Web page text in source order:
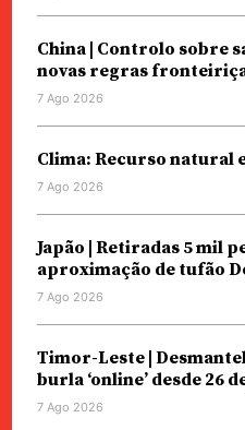
China | Controlo sobre
novas regras
7 Ago 2026
Clima: Recurso natural
7 Ago 2026
Japão | Retiradas 5 mil
aproximação de tufão
7 Ago 2026
Timor-Leste |
burla ‘online’ desde 26
7 Ago 2026